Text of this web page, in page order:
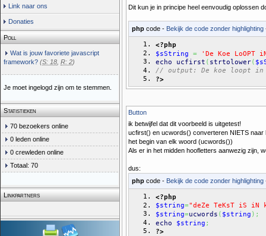
Link naar ons
Donaties
Poll
Wat is jouw favoriete javascript
framework? (S: 18 R: 2)
Je moet ingelogd zijn om te stemmen.
Statistieken
70 bezoekers online
0 leden online
0 crewleden online
Totaal: 70
Linkpartners
Dit kun je in principe heel eenvoudig oplossen
php code - Bekijk de code zonder highlighting
<?php
$sString
=
'De Koe LoOPT
echo
ucfirst ( strtolower(
// output: De koe loopt in
?>
Button
ik betwijfel dat dit voorbeeld is uitgetest!
ucfirst() en ucwords() converteren NIETS
het begin van elk woord (ucwords())
Als er in het midden hoofletters aanwezig zijn,
dus:
php code - Bekijk de code zonder highlighting
<?php
$string="deZe TeKsT iS iN
$string=ucwords ( $string ) ;
echo
$string ;
?>